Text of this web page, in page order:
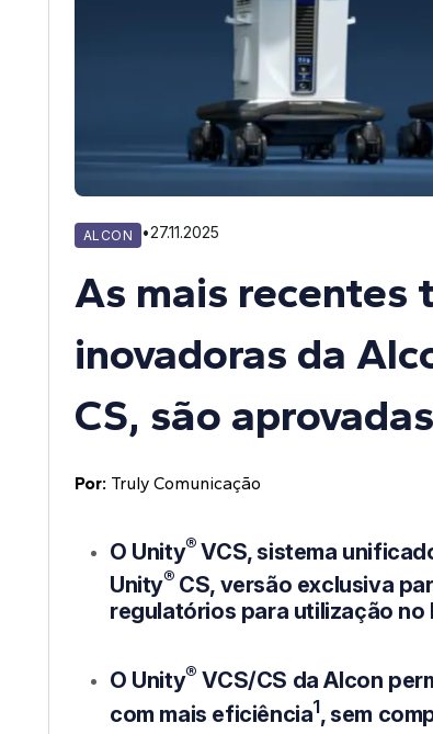
ALCON •27.11.2025
As mais recentes
inovadoras da
CS, são
Por: Truly Comunicação
O Unity®VCS, sistema
Unity® CS, versão exclusiva
regulatórios para utilização no
O Unity® VCS/CS da Alcon
com mais eficiência1, sem